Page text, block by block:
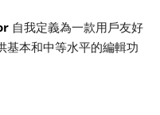
自我定義為一款用戶友好
基本和中等水平的編輯功